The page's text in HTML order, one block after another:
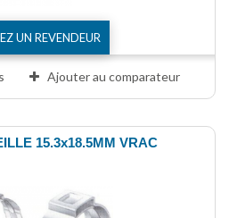
UN REVENDEUR
Ajouter au comparateur
15.3x18.5MM VRAC